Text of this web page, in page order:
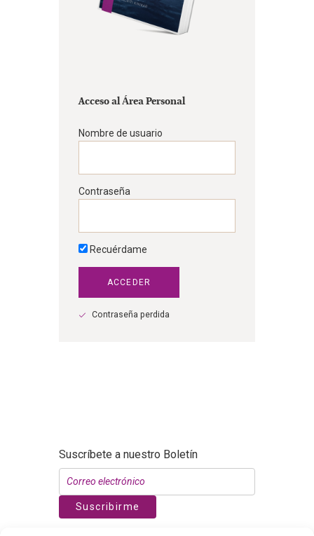
Acceso al Área Personal
Nombre de usuario
Contraseña
Recuérdame
Contraseña perdida
Suscríbete a nuestro Boletín
Suscribirme